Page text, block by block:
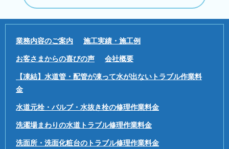
業務内容のご案内 施工実績・施工例
お客さまからの喜びの声 会社概要
【凍結】水道管・配管が凍って水が出ないトラブル作業料
金
水道元栓・バルブ・水抜き栓の修理作業料金
洗濯場まわりの水道トラブル修理作業料金
洗面所・洗面化粧台のトラブル修理作業料金